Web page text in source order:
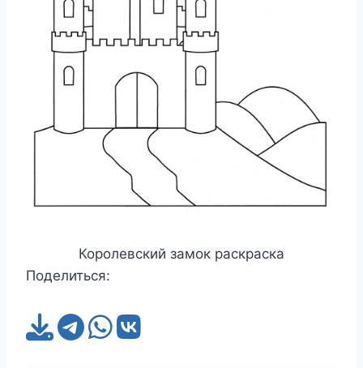
Королевский замок раскраска
Поделиться: